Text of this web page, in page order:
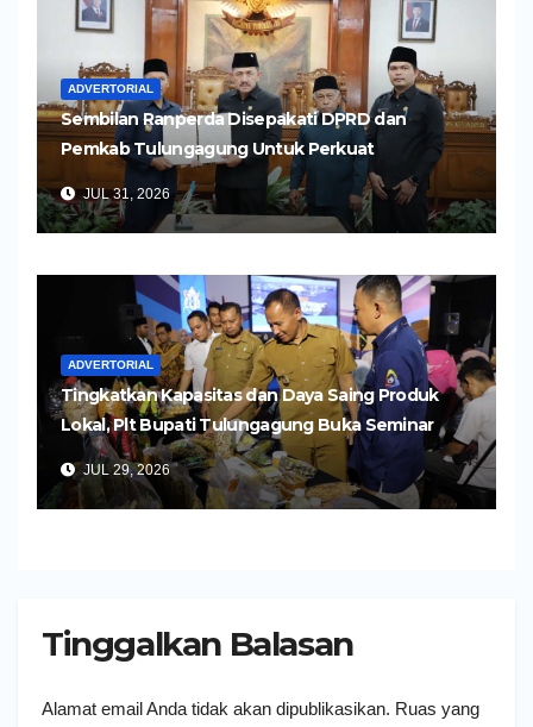
ADVERTORIAL
Sembilan Ranperda Disepakati DPRD dan
Pemkab Tulungagung Untuk Perkuat
Pembangunan Daerah
JUL 31, 2026
ADVERTORIAL
Tingkatkan Kapasitas dan Daya Saing Produk
Lokal, Plt Bupati Tulungagung Buka Seminar
Impor dan Ekspor Produk UMKM
JUL 29, 2026
Tinggalkan Balasan
Alamat email Anda tidak akan dipublikasikan. Ruas yang